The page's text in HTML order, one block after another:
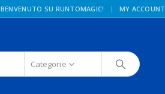
BENVENUTO SU RUNTOMAGIC! | MY ACCOUNT
Categorie